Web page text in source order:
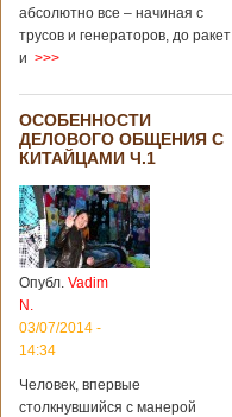
абсолютно все – начиная с
трусов и генераторов, до ракет
и >>>
ОСОБЕННОСТИ
ДЕЛОВОГО ОБЩЕНИЯ С
КИТАЙЦАМИ Ч.1
Опубл. Vadim
N.
03/07/2014 -
14:34
Человек, впервые
столкнувшийся с манерой